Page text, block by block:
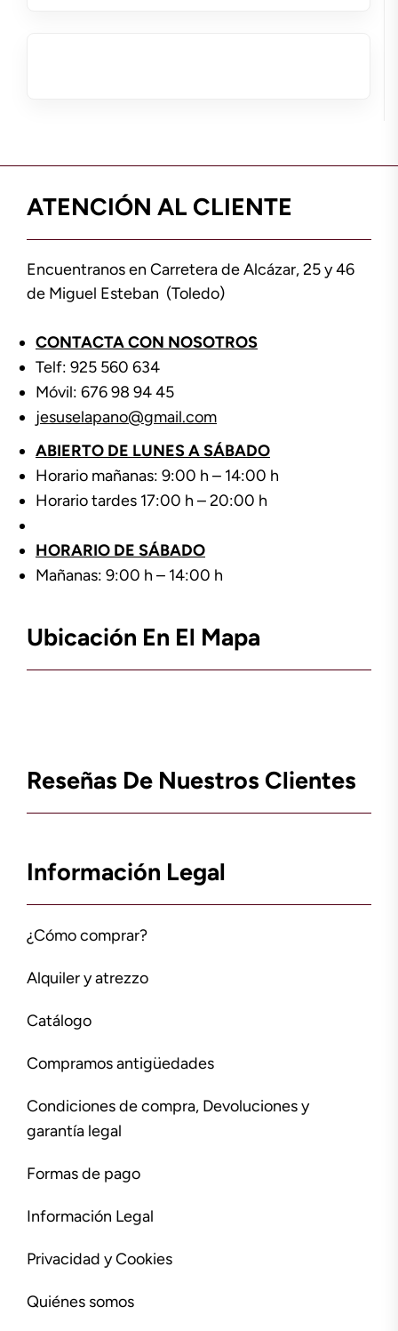
ATENCIÓN AL CLIENTE
Encuentranos en Carretera de Alcázar, 25 y 46
de Miguel Esteban (Toledo)
CONTACTA CON NOSOTROS
Telf: 925 560 634
Móvil: 676 98 94 45
jesuselapano@gmail.com
ABIERTO DE LUNES A SÁBADO
Horario mañanas: 9:00 h – 14:00 h
Horario tardes 17:00 h – 20:00 h
HORARIO DE SÁBADO
Mañanas: 9:00 h – 14:00 h
Ubicación En El Mapa
Reseñas De Nuestros Clientes
Información Legal
¿Cómo comprar?
Alquiler y atrezzo
Catálogo
Compramos antigüedades
Condiciones de compra, Devoluciones y
garantía legal
Formas de pago
Información Legal
Privacidad y Cookies
Quiénes somos